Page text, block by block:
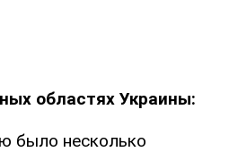
областях Украины:
было несколько